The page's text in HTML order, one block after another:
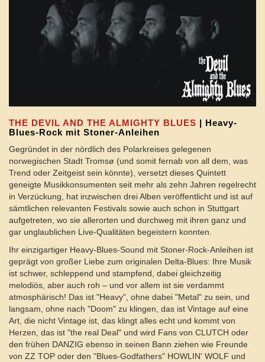
THE DEVIL AND THE ALMIGHTY BLUES | Heavy-
Blues-Rock mit Stoner-Anleihen
Gegründet in der nördlich des Polarkreises gelegenen
norwegischen Stadt Tromsø (und somit fernab von all dem, was
Trend oder Zeitgeist sein könnte), versetzt dieses Quintett
geneigte Musikkonsumenten seit mehr als zehn Jahren regelrecht
in Verzückung, hat inzwischen drei Alben veröffentlicht und ist auf
sämtlichen relevanten Festivals sowie auch schon in Stuttgart
aufgetreten, wo sie allerorten und durchweg mit ihren ganz und
gar unglaublichen Live-Qualitäten begeistern konnten.
Ihr einzigartiger Heavy-Blues-Sound mit Stoner-Rock-Anleihen ist
geprägt von großer Liebe zum originalen Delta-Blues: Ihre Musik
ist schwer, schleppend und stampfend, dabei gleichzeitig
melodiös, aber auch roh – und vor allem ist sie verdammt
atmosphärisch! Das ist "Heavy", ohne dabei "Metal" zu sein, und
langsam, ohne nach "Doom" zu klingen, das ist Vintage auf eine
Art, die nicht Vintage ist, das klingt alles echt und kommt von
Herzen, das ist "the real Deal" und wird Fans von CLUTCH oder
den frühen DANZIG ebenso in seinen Bann ziehen wie Freunde
von ZZ TOP oder den "Blues-Godfathers" HOWLIN' WOLF und